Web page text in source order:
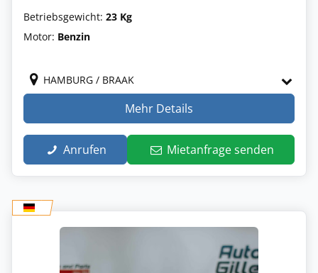
Betriebsgewicht: 23 Kg
Motor: Benzin
HAMBURG / BRAAK
Mehr Details
Anrufen Mietanfrage senden